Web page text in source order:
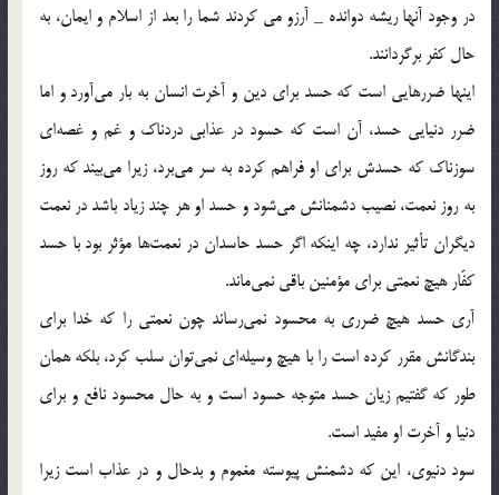
در وجود آنها ريشه دوانده _ آرزو مي کردند شما را بعد از اسلام و ايمان، به
حال كفر برگردانند.
اينها ضررهايي است كه حسد براي دين و آخرت انسان به بار مي‌آورد و اما
ضرر دنيايي حسد، آن است كه حسود در عذابي دردناك و غم و غصه‌اي
سوزناك كه حسدش براي او فراهم كرده به سر مي‌برد، زيرا مي‌بيند كه روز
به روز نعمت، نصيب دشمنانش مي‌شود و حسد او هر چند زياد باشد در نعمت
ديگران تأثير ندارد، چه اينكه اگر حسد حاسدان در نعمت‌ها مؤثر بود با حسد
كفّار هيچ نعمتي براي مؤمنين باقي نمي‌ماند.
آري حسد هيچ ضرري به محسود نمي‌رساند چون نعمتي را كه خدا براي
بندگانش مقرر كرده است را با هيچ وسيله‌اي نمي‌توان سلب كرد، بلكه همان
طور كه گفتيم زيان حسد متوجه حسود است و به حال محسود نافع و براي
دنيا و آخرت او مفيد است.
سود دنيوي، اين كه دشمنش پيوسته مغموم و بدحال و در عذاب است زيرا